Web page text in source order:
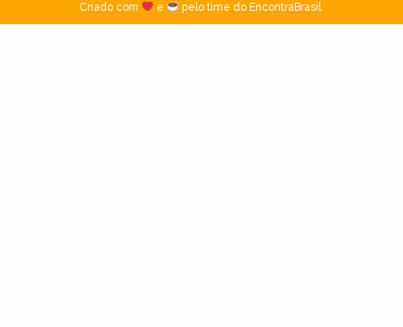
Criado com
e pelo time do EncontraBrasil